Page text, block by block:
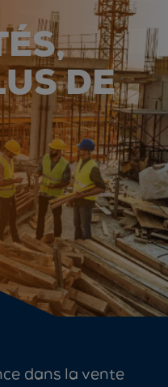
DE
dans la vente